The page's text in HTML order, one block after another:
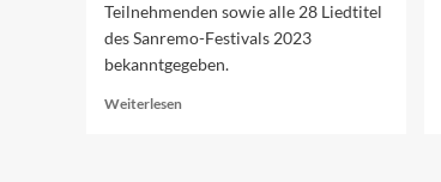
Teilnehmenden sowie alle 28 Liedtitel
des Sanremo-Festivals 2023
bekanntgegeben.
Weiterlesen